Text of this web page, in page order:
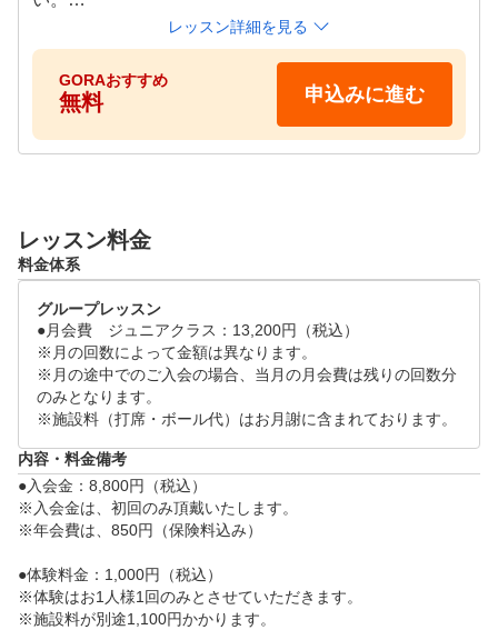
るか、それともゴルフスクールにするか？」と考えるほど
に、ゴルフを身近なスポーツ、習い事にしていきたいと考
えております。クラブを初めて握る子や、親御さんのゴル
フ経験が無い、という会員様が6割以上いますが、沢山練
習を重ねコースデビューはもちろん、大会に出場するまで
に成長しています。ジュニアクラブを無料貸出しているた
全国200校以上のジュニアスポーツスクール運営グループ
システムよりご自身で操作が出来るので都合が悪くなった
時もいつでもどこでも変更可能。曜日・時間・他スクール
へお振替が可能で、通っている期間中は無期限で振替もで
きます。
☆入会のご案内は当日レター形式でお渡ししておりま
して、後日インターネットからお手続き頂けます
☆施設料（打席・ボール代）は生徒さん各自のご負担
になります。1,000円〜2,000円程度ご用意ください。
危険が伴う場合、先生の判断でお断りさせて頂く場
合が御座いますので予めご了承ください。
ーーーーーーーーーーーーーーーーーーーーーーーー
ーーーーーーーーーーーーーーーー
＜レッスンタイムスケジュール＞
日曜日　12:00～12:50／13:00～13:50／14:00～14:50
※各クラス定員4名と少人数制です
※お申込み時、お子さまのお名前・フリガナ・生年月
●当日はレッスン開始時間の10分前までには施設の受
レッスン詳細を見る
GORAおすすめ
無料 申込みに進む
レッスン料金
料金体系
グループレッスン
●月会費　ジュニアクラス：13,200円（税込）
※月の回数によって金額は異なります。
※月の途中でのご入会の場合、当月の月会費は残りの回数分
のみとなります。
※施設料（打席・ボール代）はお月謝に含まれております。
内容・料金備考
●入会金：8,800円（税込）
※入会金は、初回のみ頂戴いたします。
※年会費は、850円（保険料込み）
●体験料金：1,000円（税込）
※体験はお1人様1回のみとさせていただきます。
※施設料が別途1,100円かかります。